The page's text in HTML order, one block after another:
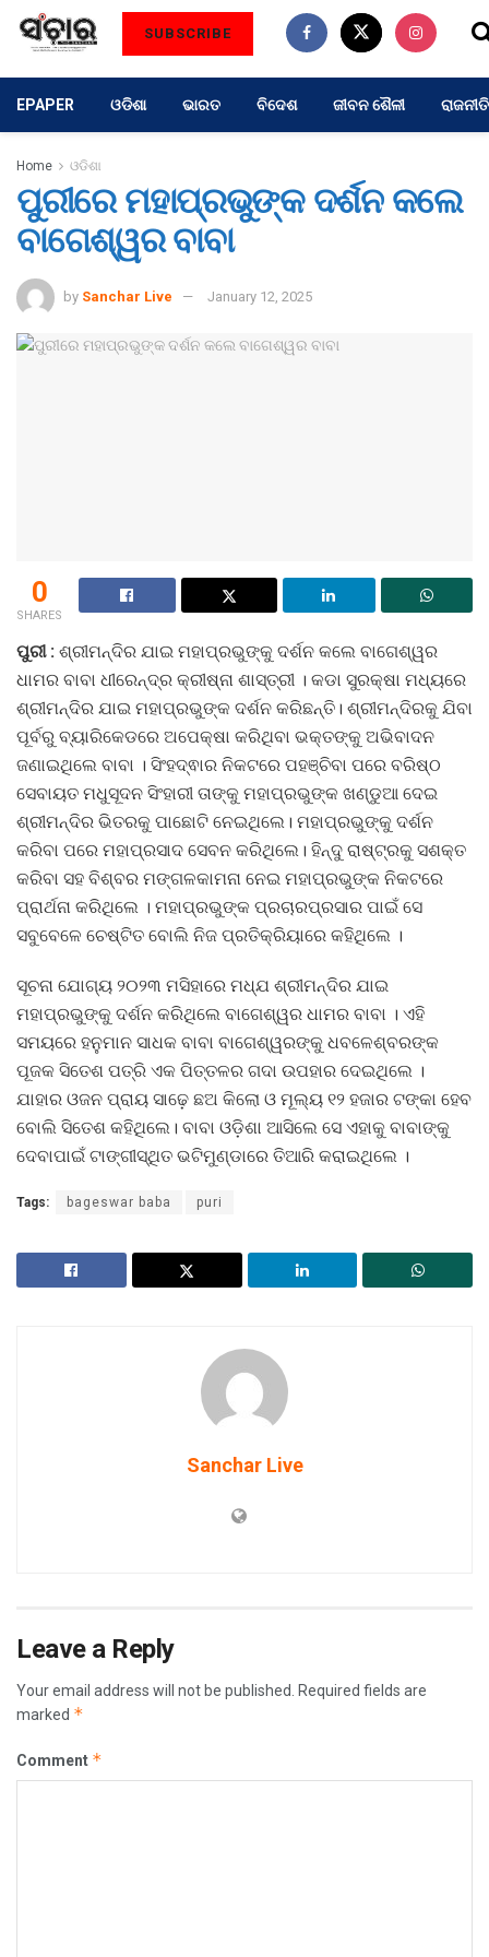
SUBSCRIBE
EPAPER ଓଡିଶା ଭାରତ ବିଦେଶ ଜୀବନ ଶୈଳୀ ରାଜନୀତି
Home ଓଡିଶା
ପୁରୀରେ ମହାପ୍ରଭୁଙ୍କ ଦର୍ଶନ କଲେ
ବାଗେଶ୍ୱର ବାବା
by Sanchar Live January 12, 2025
0
SHARES
ପୁରୀ : ଶ୍ରୀମନ୍ଦିର ଯାଇ ମହାପ୍ରଭୁଙ୍କୁ ଦର୍ଶନ କଲେ ବାଗେଶ୍ୱର
ଧାମର ବାବା ଧୀରେନ୍ଦ୍ର କ୍ରୀଷ୍ନା ଶାସ୍ତ୍ରୀ । କଡା ସୁରକ୍ଷା ମଧ୍ୟରେ
ଶ୍ରୀମନ୍ଦିର ଯାଇ ମହାପ୍ରଭୁଙ୍କ ଦର୍ଶନ କରିଛନ୍ତି। ଶ୍ରୀମନ୍ଦିରକୁ ଯିବା
ପୂର୍ବରୁ ବ୍ୟାରିକେଡରେ ଅପେକ୍ଷା କରିଥିବା ଭକ୍ତଙ୍କୁ ଅଭିବାଦନ
ଜଣାଇଥିଲେ ବାବା । ସିଂହଦ୍ଵାର ନିକଟରେ ପହଞ୍ଚିବା ପରେ ବରିଷ୍ଠ
ସେବାୟତ ମଧୁସୂଦନ ସିଂହାରୀ ତାଙ୍କୁ ମହାପ୍ରଭୁଙ୍କ ଖଣ୍ଡୁଆ ଦେଇ
ଶ୍ରୀମନ୍ଦିର ଭିତରକୁ ପାଛୋଟି ନେଇଥିଲେ। ମହାପ୍ରଭୁଙ୍କୁ ଦର୍ଶନ
କରିବା ପରେ ମହାପ୍ରସାଦ ସେବନ କରିଥିଲେ। ହିନ୍ଦୁ ରାଷ୍ଟ୍ରକୁ ସଶକ୍ତ
କରିବା ସହ ବିଶ୍ବର ମଙ୍ଗଳକାମନା ନେଇ ମହାପ୍ରଭୁଙ୍କ ନିକଟରେ
ପ୍ରାର୍ଥନା କରିଥିଲେ । ମହାପ୍ରଭୁଙ୍କ ପ୍ରଚାରପ୍ରସାର ପାଇଁ ସେ
ସବୁବେଳେ ଚେଷ୍ଟିତ ବୋଲି ନିଜ ପ୍ରତିକ୍ରିୟାରେ କହିଥିଲେ ।
ସୂଚନା ଯୋଗ୍ୟ ୨୦୨୩ ମସିହାରେ ମଧ୍ଯ ଶ୍ରୀମନ୍ଦିର ଯାଇ
ମହାପ୍ରଭୁଙ୍କୁ ଦର୍ଶନ କରିଥିଲେ ବାଗେଶ୍ୱର ଧାମର ବାବା । ଏହି
ସମୟରେ ହନୁମାନ ସାଧକ ବାବା ବାଗେଶ୍ୱରଙ୍କୁ ଧବଳେଶ୍ବରଙ୍କ
ପୂଜକ ସିତେଶ ପତ୍ରି ଏକ ପିତ୍ତଳର ଗଦା ଉପହାର ଦେଇଥିଲେ ।
ଯାହାର ଓଜନ ପ୍ରାୟ ସାଢ଼େ ଛଅ କିଲୋ ଓ ମୂଲ୍ୟ ୧୨ ହଜାର ଟଙ୍କା ହେବ
ବୋଲି ସିତେଶ କହିଥିଲେ। ବାବା ଓଡ଼ିଶା ଆସିଲେ ସେ ଏହାକୁ ବାବାଙ୍କୁ
ଦେବାପାଇଁ ଟାଙ୍ଗୀସ୍ଥିତ ଭଟିମୁଣ୍ଡାରେ ତିଆରି କରାଇଥିଲେ ।
Tags: bageswar baba puri
Sanchar Live
Leave a Reply
Your email address will not be published.
Required fields are
marked *
Comment *